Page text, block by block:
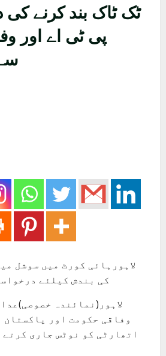
ٹک ٹاک بند کرنے
پی ٹی اے اور
لاہورہائی کورٹ میں سوشل
کی بندش کیلئے
لاہور(نمائندہ
وفاقی حکومت اور
اتھارٹی کو نوٹس جاری کرتے